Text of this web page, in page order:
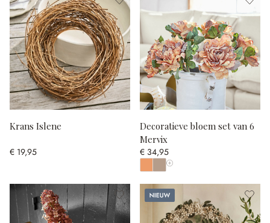
Krans Islene
€ 19,95
Decoratieve bloem set van 6
Mervix
€ 34,95
Toon alle kleuren
Nieuw